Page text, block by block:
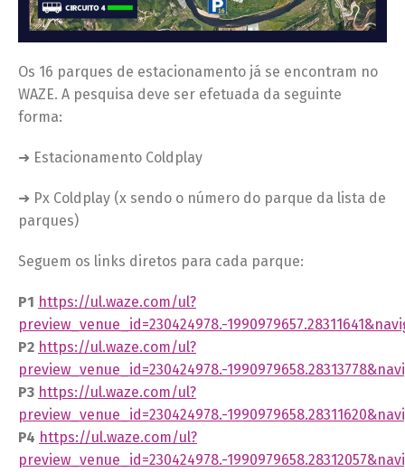
Os 16 parques de estacionamento já se encontram no
WAZE. A pesquisa deve ser efetuada da seguinte
forma:
➜ Estacionamento Coldplay
➜ Px Coldplay (x sendo o número do parque da lista de
parques)
Seguem os links diretos para cada parque:
P1 https://ul.waze.com/ul?
preview_venue_id=230424978.-
P2 https://ul.waze.com/ul?
preview_venue_id=230424978.-
P3 https://ul.waze.com/ul?
preview_venue_id=230424978.-
P4 https://ul.waze.com/ul?
preview_venue_id=230424978.-